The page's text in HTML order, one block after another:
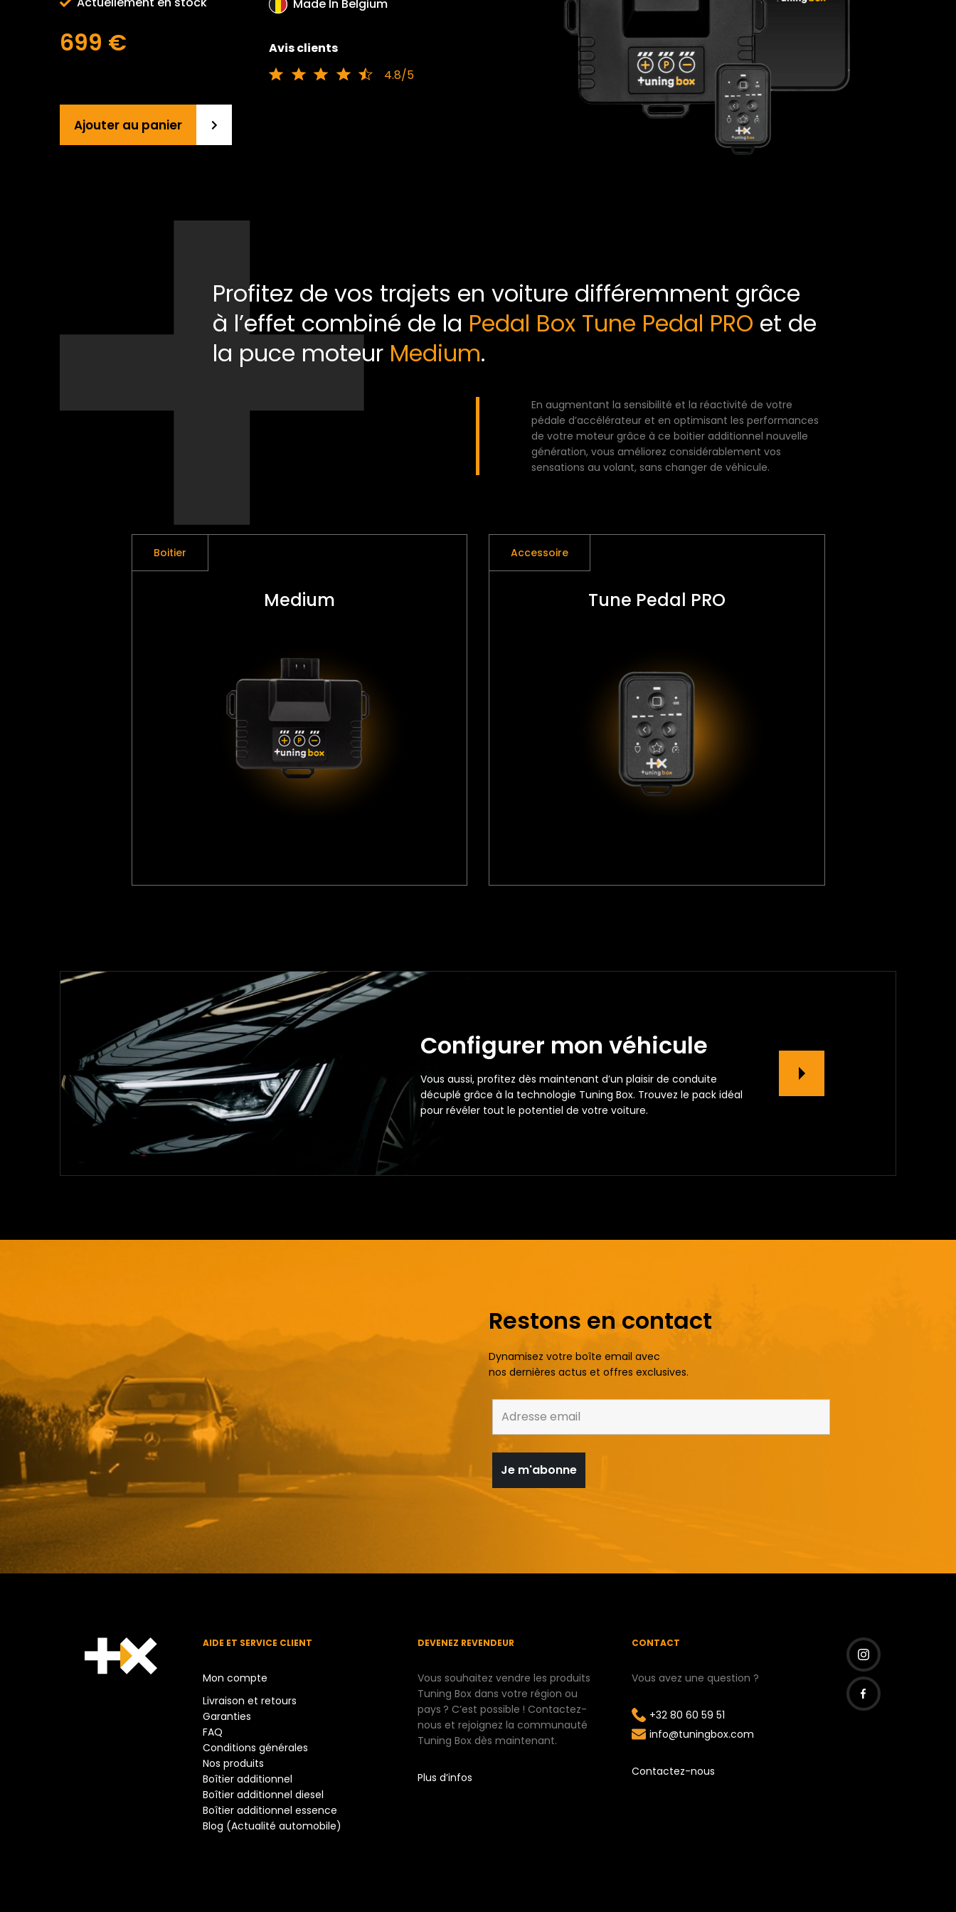
Made In Belgium
699 €
Avis clients
4.8/5
Ajouter au panier
Profitez de vos trajets en voiture différemment grâce
à l’effet combiné de la Pedal Box Tune Pedal PRO et de
la puce moteur Medium.
En augmentant la sensibilité et la réactivité de votre
pédale d’accélérateur et en optimisant les performances
de votre moteur grâce à ce boitier additionnel nouvelle
génération, vous améliorez considérablement vos
sensations au volant, sans changer de véhicule.
Boitier
Medium
Accessoire
Tune Pedal PRO
Configurer mon véhicule
Vous aussi, profitez dès maintenant d’un plaisir de conduite
décuplé grâce à la technologie Tuning Box. Trouvez le pack idéal
pour révéler tout le potentiel de votre voiture.
Restons en contact
Dynamisez votre boîte email avec
nos dernières actus et offres exclusives.
AIDE ET SERVICE CLIENT
Mon compte
Livraison et retours
Garanties
FAQ
Conditions générales
Nos produits
Boîtier additionnel
Boîtier additionnel diesel
Boîtier additionnel essence
Blog (Actualité automobile)
DEVENEZ REVENDEUR
Vous souhaitez vendre les produits
Tuning Box dans votre région ou
pays ? C’est possible ! Contactez-
nous et rejoignez la communauté
Tuning Box dès maintenant.
Plus d’infos
CONTACT
Vous avez une question ?
+32 80 60 59 51
info@tuningbox.com
Contactez-nous
n